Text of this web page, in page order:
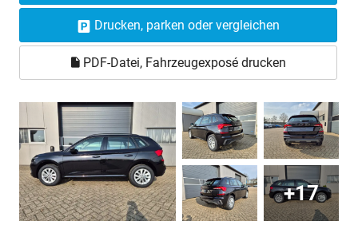
Drucken, parken oder vergleichen
PDF-Datei, Fahrzeugexposé drucken
+17